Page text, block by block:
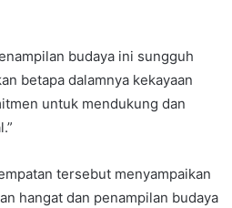
budaya ini sungguh
betapa dalamnya kekayaan
untuk mendukung dan
tersebut menyampaikan
hangat dan penampilan budaya